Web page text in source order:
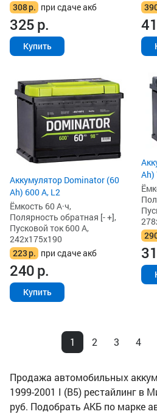
308р. при сдаче акб
325р.
Купить
Аккумулятор Dominator (60
Ah) 600 А, L2
Ёмкость 60 А·ч,
Полярность обратная [- +],
Пусковой ток 600 А,
242x175x190
223р. при сдаче акб
240р.
Купить
Ah)
1 2 3 4
Продажа автомобильных
1999-2001 I (B5) рестайлинг в
руб. Подобрать АКБ по марке